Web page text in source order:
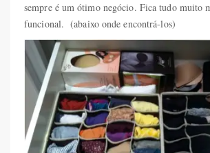
sempre é um ótimo negócio. Fica tudo muito
funcional. (abaixo onde encontrá-los)